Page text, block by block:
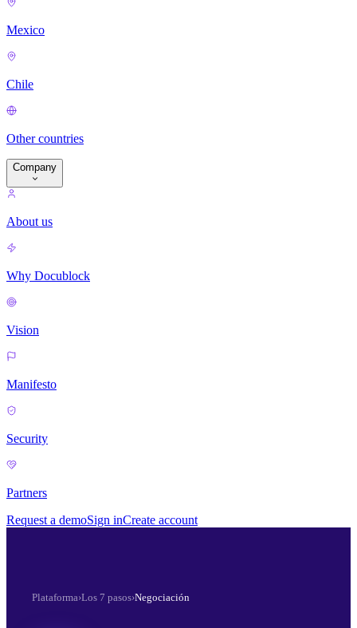
Mexico
Chile
Other countries
Company
About us
Why Docublock
Vision
Manifesto
Security
Partners
Request a demoSign inCreate account
Plataforma›Los 7 pasos›Negociación